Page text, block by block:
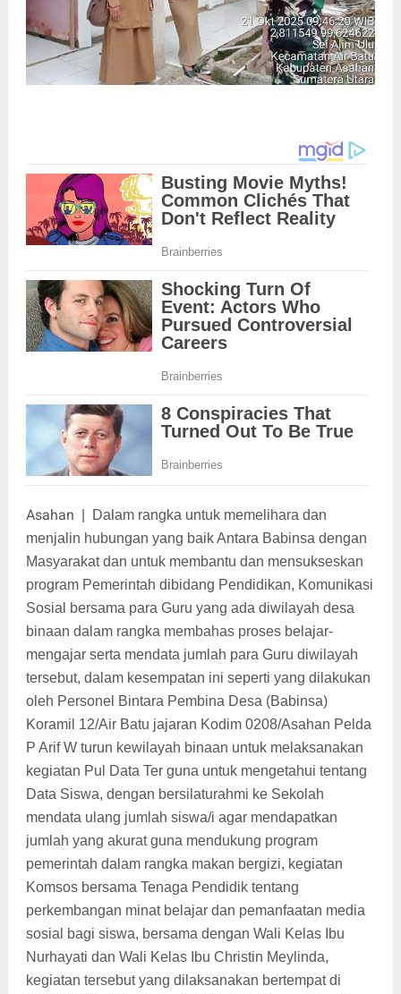
Asahan
Dalam rangka untuk memelihara dan
menjalin hubungan yang baik Antara Babinsa dengan
Masyarakat dan untuk membantu dan mensukseskan
program Pemerintah dibidang Pendidikan, Komunikasi
Sosial bersama para Guru yang ada diwilayah desa
binaan dalam rangka membahas proses belajar-
mengajar serta mendata jumlah para Guru diwilayah
tersebut, dalam kesempatan ini seperti yang dilakukan
oleh Personel Bintara Pembina Desa (Babinsa)
Koramil 12/Air Batu jajaran Kodim 0208/Asahan Pelda
P Arif W turun kewilayah binaan untuk melaksanakan
kegiatan Pul Data Ter guna untuk mengetahui tentang
Data Siswa, dengan bersilaturahmi ke Sekolah
mendata ulang jumlah siswa/i agar mendapatkan
jumlah yang akurat guna mendukung program
pemerintah dalam rangka makan bergizi, kegiatan
Komsos bersama Tenaga Pendidik tentang
perkembangan minat belajar dan pemanfaatan media
sosial bagi siswa, bersama dengan Wali Kelas Ibu
Nurhayati dan Wali Kelas Ibu Christin Meylinda,
kegiatan tersebut yang dilaksanakan bertempat di